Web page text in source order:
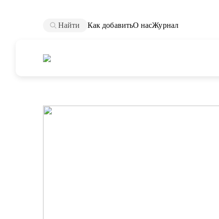
Найти Как добавитьО насЖурнал